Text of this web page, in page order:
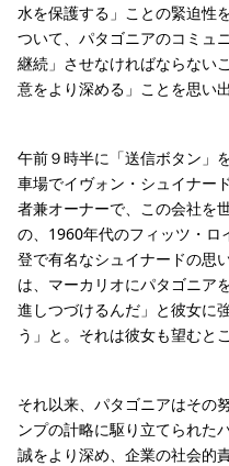
水を保護する」ことの緊迫性
ついて、パタゴニアのコミュ
継続」させなければならない
意をより深める」ことを思い
午前９時半に「送信ボタン」
車場でイヴォン・シュイナー
者兼オーナーで、この会社を
の、1960年代のフィッツ・ロ
登で有名なシュイナードの思
は、マーカリオにパタゴニア
進しつづけるんだ」と彼女に
う」と。それは彼女も望むと
それ以来、パタゴニアはその
ンプの計略に駆り立てられた
誠をより深め、企業の社会的